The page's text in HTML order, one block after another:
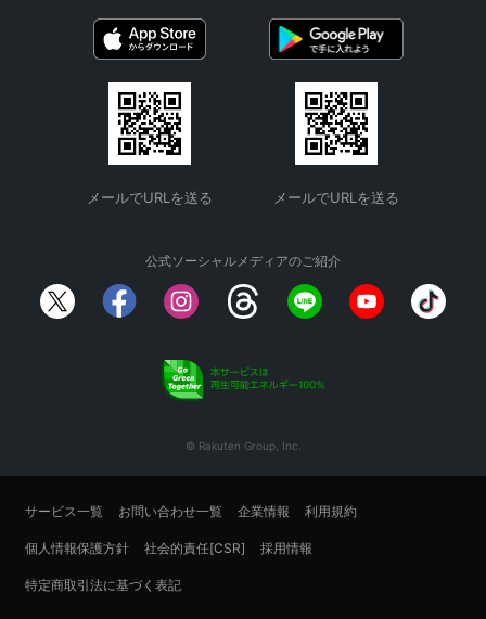
メールでURLを送る メールでURLを送る
公式ソーシャルメディアのご紹介
© Rakuten Group, Inc.
サービス一覧 お問い合わせ一覧 企業情報 利用規約
個人情報保護方針 社会的責任[CSR] 採用情報
特定商取引法に基づく表記